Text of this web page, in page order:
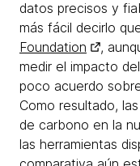
datos precisos y
más fácil decirlo
Foundation
,
medir el impacto
poco acuerdo
Como resultado,
de carbono en la
las herramientas